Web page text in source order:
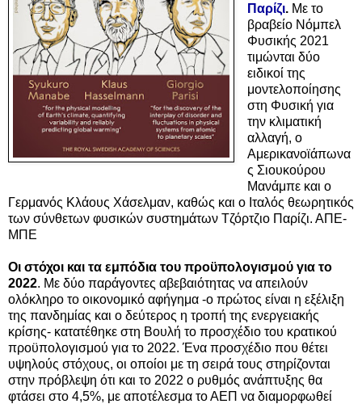
Παρίζι.Με το
βραβείο Νόμπελ
Φυσικής 2021
τιμώνται δύο
ειδικοί της
μοντελοποίησης
στη Φυσική για
την κλιματική
αλλαγή, ο
Αμερικανοϊάπωνα
ς Σιουκούρου
Μανάμπε και ο
Γερμανός Κλάους Χάσελμαν, καθώς και ο Ιταλός θεωρητικός
των σύνθετων φυσικών συστημάτων Τζόρτζιο Παρίζι. ΑΠΕ-
ΜΠΕ
Οι στόχοι και τα εμπόδια του προϋπολογισμού για το
2022. Με δύο παράγοντες αβεβαιότητας να απειλούν
ολόκληρο το οικονομικό αφήγημα -ο πρώτος είναι η εξέλιξη
της πανδημίας και ο δεύτερος η τροπή της ενεργειακής
κρίσης- κατατέθηκε στη Βουλή το προσχέδιο του κρατικού
προϋπολογισμού για το 2022. Ένα προσχέδιο που θέτει
υψηλούς στόχους, οι οποίοι με τη σειρά τους στηρίζονται
στην πρόβλεψη ότι και το 2022 ο ρυθμός ανάπτυξης θα
φτάσει στο 4,5%, με αποτέλεσμα το ΑΕΠ να διαμορφωθεί